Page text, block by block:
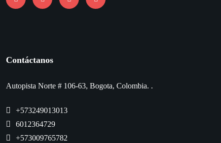
Contáctanos
Autopista Norte # 106-63, Bogota, Colombia. .
+573249013013
6012364729
+573009765782